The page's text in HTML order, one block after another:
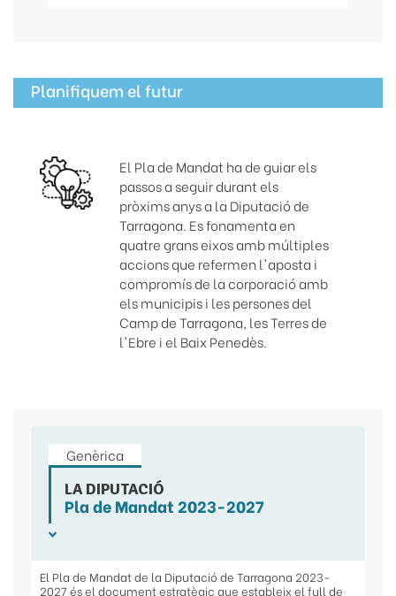
Planifiquem el futur
El Pla de Mandat ha de guiar els
passos a seguir durant els
pròxims anys a la Diputació de
Tarragona. Es fonamenta en
quatre grans eixos amb múltiples
accions que refermen l'aposta i
compromís de la corporació amb
els municipis i les persones del
Camp de Tarragona, les Terres de
l'Ebre i el Baix Penedès.
Genèrica
LA DIPUTACIÓ
Pla de Mandat 2023-2027
El Pla de Mandat de la Diputació de Tarragona 2023-
2027 és el document estratègic que estableix el full de